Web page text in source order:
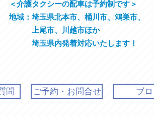
＜介護タクシーの配車は予約制です＞
地域：埼玉県北本市、桶川市、鴻巣市、
上尾市、川越市ほか
埼玉県内発着対応いたします！
問 ご予約・お問合せ ブ